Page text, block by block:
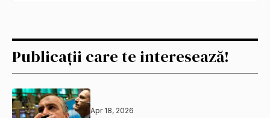
Publicații care te interesează!
Apr 18, 2026